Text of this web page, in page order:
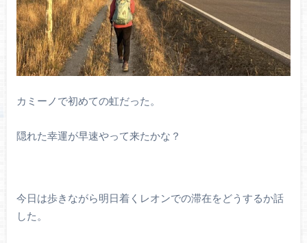
カミーノで初めての虹だった。
隠れた幸運が早速やって来たかな？
今日は歩きながら明日着くレオンでの滞在をどうするか話
した。